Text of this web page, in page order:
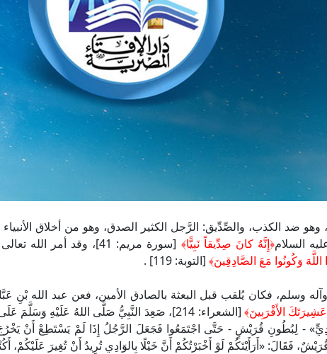
وهو ضد الكذب، والصِّدِّيق: الرَّجل الكثير الصدق، وهو من أخلاق الأنبياء
السلام﴿إِنَّهُ كانَ صِدِّيقاً نَبِيًّا﴾
[سورة مريم: 41]، وقد أمر
اللَّهَ وَكُونُوا مَعَ الصَّادِقِينَ﴾ [التوبة: 119] .
وسلم، فكان يُلقب قبل البعثة بالصادق الأمين، فعن عبد الله بْنِ
الأَقْرَبِينَ﴾
[الشعراء: 214]، صَعِدَ النَّبِيُّ صَلَّى اللهُ عَلَيْهِ
عَدِيٍّ» - لِبُطُونِ قُرَيْشٍ - حَتَّى اجْتَمَعُوا فَجَعَلَ الرَّجُلُ إِذَا لَمْ يَسْتَطِعْ أَنْ
فَقَالَ: «أَرَأَيْتَكُمْ لَوْ أَخْبَرْتُكُمْ أَنَّ خَيْلًا بِالوَادِي تُرِيدُ أَنْ تُغِيرَ عَلَيْكُمْ،